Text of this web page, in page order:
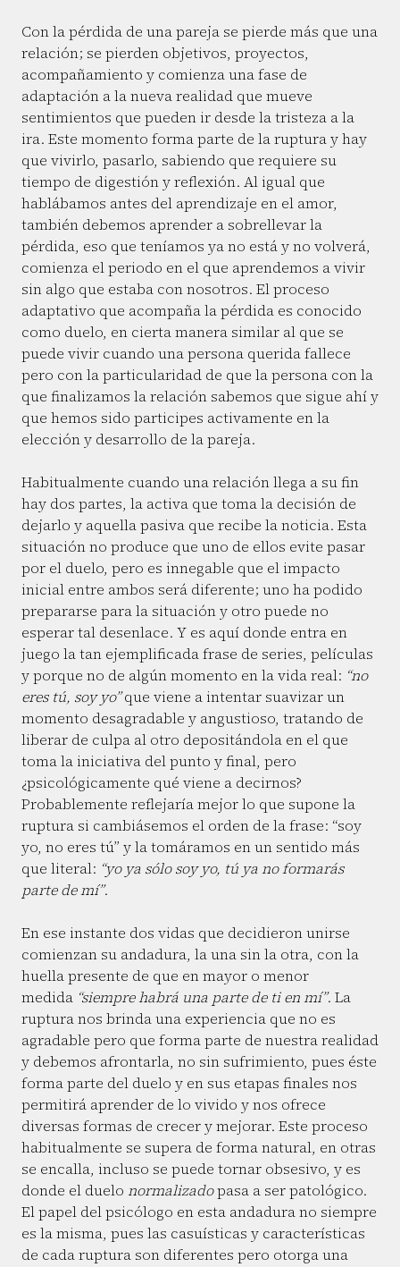
Con la pérdida de una pareja se pierde más que una
relación; se pierden objetivos, proyectos,
acompañamiento y comienza una fase de
adaptación a la nueva realidad que mueve
sentimientos que pueden ir desde la tristeza a la
ira. Este momento forma parte de la ruptura y hay
que vivirlo, pasarlo, sabiendo que requiere su
tiempo de digestión y reflexión. Al igual que
hablábamos antes del aprendizaje en el amor,
también debemos aprender a sobrellevar la
pérdida, eso que teníamos ya no está y no volverá,
comienza el periodo en el que aprendemos a vivir
sin algo que estaba con nosotros. El proceso
adaptativo que acompaña la pérdida es conocido
como duelo, en cierta manera similar al que se
puede vivir cuando una persona querida fallece
pero con la particularidad de que la persona con la
que finalizamos la relación sabemos que sigue ahí y
que hemos sido participes activamente en la
elección y desarrollo de la pareja.
Habitualmente cuando una relación llega a su fin
hay dos partes, la activa que toma la decisión de
dejarlo y aquella pasiva que recibe la noticia. Esta
situación no produce que uno de ellos evite pasar
por el duelo, pero es innegable que el impacto
inicial entre ambos será diferente; uno ha podido
prepararse para la situación y otro puede no
esperar tal desenlace. Y es aquí donde entra en
juego la tan ejemplificada frase de series, películas
y porque no de algún momento en la vida real: “no
eres tú, soy yo”que viene a intentar suavizar un
momento desagradable y angustioso, tratando de
liberar de culpa al otro depositándola en el que
toma la iniciativa del punto y final, pero
¿psicológicamente qué viene a decirnos?
Probablemente reflejaría mejor lo que supone la
ruptura si cambiásemos el orden de la frase: “soy
yo, no eres tú” y la tomáramos en un sentido más
que literal: “yo ya sólo soy yo, tú ya no formarás
parte de mí”.
En ese instante dos vidas que decidieron unirse
comienzan su andadura, la una sin la otra, con la
huella presente de que en mayor o menor
medida “siempre habrá una parte de ti en mí”. La
ruptura nos brinda una experiencia que no es
agradable pero que forma parte de nuestra realidad
y debemos afrontarla, no sin sufrimiento, pues éste
forma parte del duelo y en sus etapas finales nos
permitirá aprender de lo vivido y nos ofrece
diversas formas de crecer y mejorar. Este proceso
habitualmente se supera de forma natural, en otras
se encalla, incluso se puede tornar obsesivo, y es
donde el duelo normalizadopasa a ser patológico.
El papel del psicólogo en esta andadura no siempre
es la misma, pues las casuísticas y características
de cada ruptura son diferentes pero otorga una